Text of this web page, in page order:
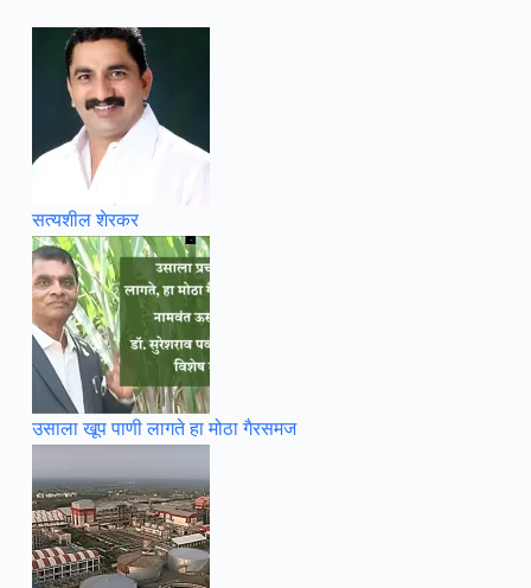
सत्यशील शेरकर
उसाला खूप पाणी लागते हा मोठा गैरसमज